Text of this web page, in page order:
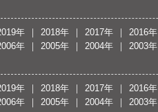
年 2018年 2017年 2016年
年 2005年 2004年 2003年
年 2018年 2017年 2016年
年 2005年 2004年 2003年